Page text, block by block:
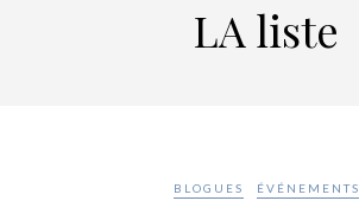
LA liste
BLOGUES ÉVÉNEMENTS